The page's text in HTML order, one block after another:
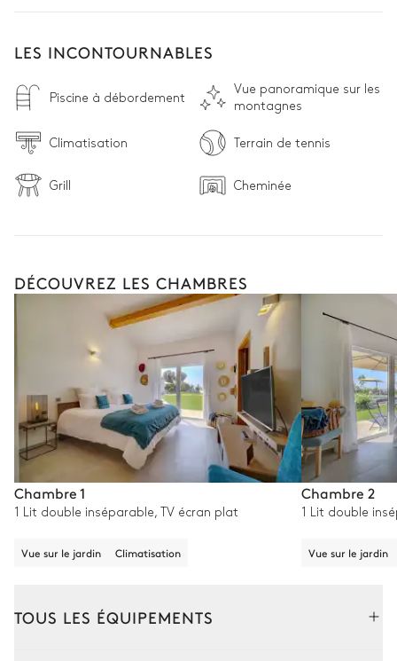
LES INCONTOURNABLES
Piscine à débordement
Vue panoramique sur les
montagnes
Climatisation Terrain de tennis
Grill Cheminée
DÉCOUVREZ LES CHAMBRES
Chambre 1
1 Lit double inséparable, TV écran plat
Vue sur le jardin Climatisation
Chambre 2
1 Lit double
Vue sur le jardin
TOUS LES ÉQUIPEMENTS